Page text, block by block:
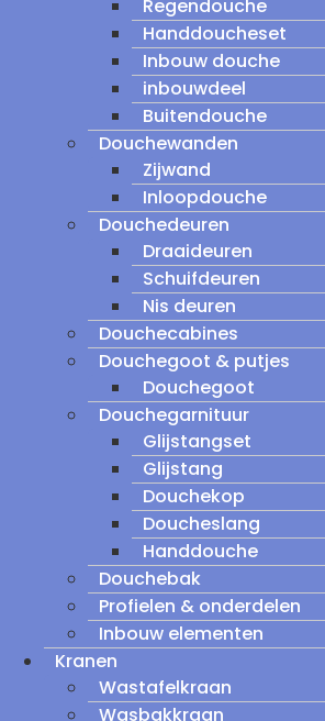
Regendouche
Handdoucheset
Inbouw douche
inbouwdeel
Buitendouche
Douchewanden
Zijwand
Inloopdouche
Douchedeuren
Draaideuren
Schuifdeuren
Nis deuren
Douchecabines
Douchegoot & putjes
Douchegoot
Douchegarnituur
Glijstangset
Glijstang
Douchekop
Doucheslang
Handdouche
Douchebak
Profielen & onderdelen
Inbouw elementen
Kranen
Wastafelkraan
Wasbakkraan